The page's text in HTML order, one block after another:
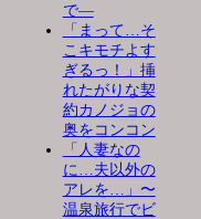
で―
「まって…そ
こキモチよす
ぎるっ！」挿
れたがりな契
約カノジョの
奥をコンコン
「人妻なの
に…夫以外の
アレを…」〜
温泉旅行でビ